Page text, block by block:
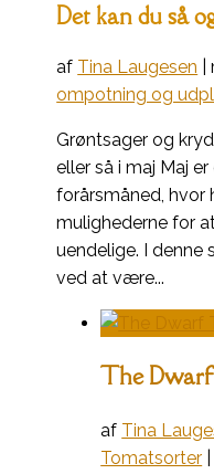
Det kan du så
af Tina Laugesen |
ompotning og
Grøntsager og
eller så i maj Maj
forårsmåned, hvor
mulighederne for
uendelige. I denne
ved at være...
The Dwarf
af Tina
Tomatsorter